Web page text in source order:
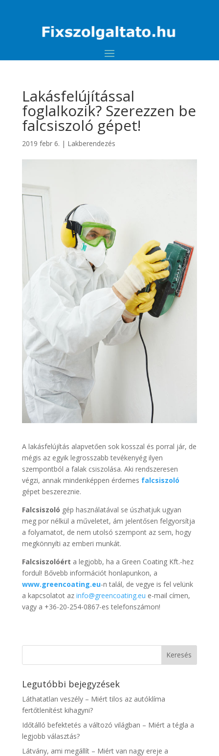
Lakásfelújítással
foglalkozik? Szerezzen be
falcsiszoló gépet!
2019 febr 6. | Lakberendezés
A lakásfelújítás alapvetően sok kosszal és porral jár, de
mégis az egyik legrosszabb tevékenyég ilyen
szempontból a falak csiszolása. Aki rendszeresen
végzi, annak mindenképpen érdemes falcsiszoló
gépet beszereznie.
Falcsiszoló gép használatával se úszhatjuk ugyan
meg por nélkül a műveletet, ám jelentősen felgyorsítja
a folyamatot, de nem utolsó szempont az sem, hogy
megkönnyíti az emberi munkát.
Falcsiszolóért a legjobb, ha a Green Coating Kft.-hez
fordul! Bővebb információt honlapunkon, a
www.greencoating.eu-n talál, de vegye is fel velünk
a kapcsolatot az info@greencoating.eu e-mail címen,
vagy a +36-20-254-0867-es telefonszámon!
Legutóbbi bejegyzések
Láthatatlan veszély – Miért tilos az autóklíma
fertőtlenítést kihagyni?
Időtálló befektetés a változó világban – Miért a tégla a
legjobb választás?
Látvány, ami megállít – Miért van nagy ereje a